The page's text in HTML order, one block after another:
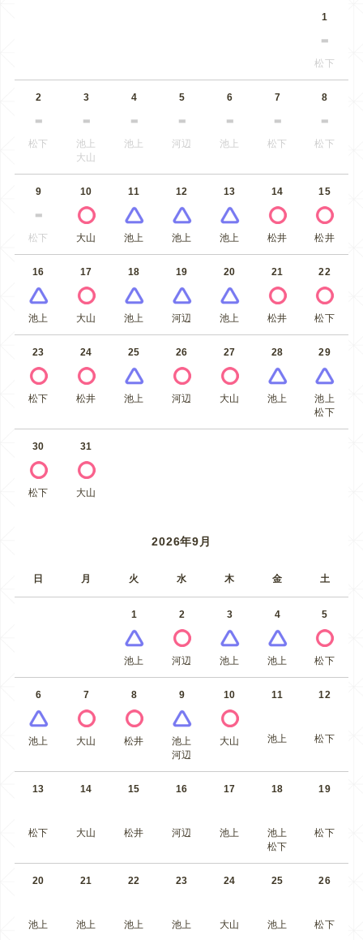
1
松下
2
松下
3
池上
大山
4
池上
5
河辺
6
池上
7
松下
8
松下
9
松下
10
大山
11
池上
12
池上
13
池上
14
松井
15
松井
16
池上
17
大山
18
池上
19
河辺
20
池上
21
松井
22
松下
23
松下
24
松井
25
池上
26
河辺
27
大山
28
池上
29
池上
松下
30
松下
31
大山
2026年9月
日 月 火 水 木 金 土
1
池上
2
河辺
3
池上
4
池上
5
松下
6
池上
7
大山
8
松井
9
池上
河辺
10
大山
11
池上
12
松下
13
松下
14
大山
15
松井
16
河辺
17
池上
18
池上
松下
19
松下
20
池上
21
池上
22
池上
23
池上
24
大山
25
池上
26
松下